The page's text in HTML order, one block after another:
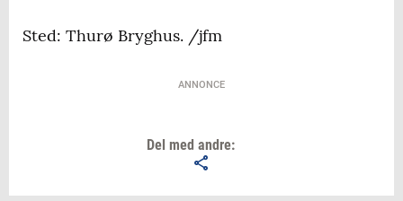
Sted: Thurø Bryghus. /jfm
ANNONCE
Del med andre: